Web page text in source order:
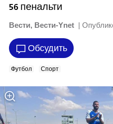
56 пенальти
Вести, Вести-Ynet |
Обсудить
Футбол Спорт